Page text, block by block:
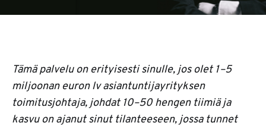
Tämä palvelu on erityisesti sinulle, jos olet 1–5
miljoonan euron lv asiantuntijayrityksen
toimitusjohtaja, johdat 10–50 hengen tiimiä ja
kasvu on ajanut sinut tilanteeseen, jossa tunnet